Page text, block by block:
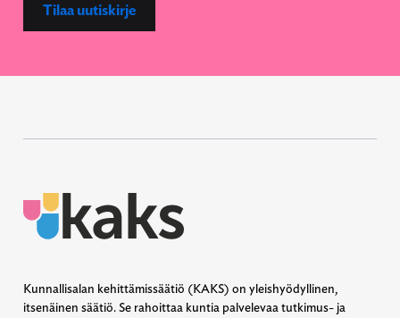
Tilaa uutiskirje
Kunnallisalan kehittämissäätiö (KAKS) on yleishyödyllinen,
itsenäinen säätiö. Se rahoittaa kuntia palvelevaa tutkimus- ja